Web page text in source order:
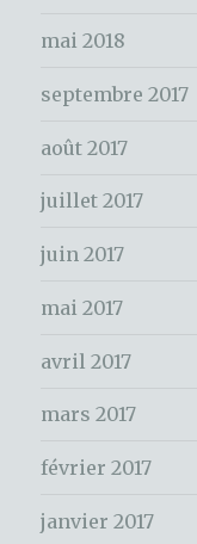
r
e
:
mai 2018
septembre 2017
août 2017
juillet 2017
juin 2017
mai 2017
avril 2017
mars 2017
février 2017
janvier 2017